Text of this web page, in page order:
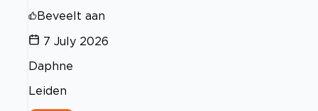
Beveelt aan
7 July 2026
Daphne
Leiden